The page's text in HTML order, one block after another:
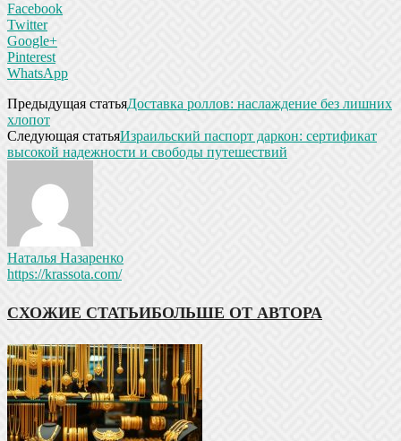
Facebook
Twitter
Google+
Pinterest
WhatsApp
Предыдущая статьяДоставка роллов: наслаждение без лишних
хлопот
Следующая статьяИзраильский паспорт даркон: сертификат
высокой надежности и свободы путешествий
Наталья Назаренко
https://krassota.com/
СХОЖИЕ СТАТЬИБОЛЬШЕ ОТ АВТОРА